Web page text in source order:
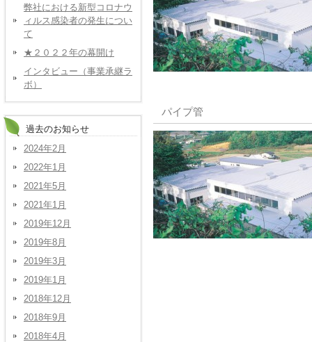
パイプ管
弊社における新型コロナウ
ィルス感染者の発生につい
て
★２０２２年の幕開け
インタビュー（事業承継ラ
ボ）
過去のお知らせ
2024年2月
2022年1月
2021年5月
2021年1月
2019年12月
2019年8月
2019年3月
2019年1月
2018年12月
2018年9月
2018年4月